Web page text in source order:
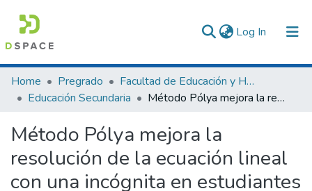
Log In (current)
Communities & Collections
All of DSpace
Statistics
Home Pregrado
Facultad de Educación y Humanidades
Educación Secundaria
Método Pólya mejora la resolución de la ecuación lineal con una incógnita en estudiantes de secundaria Institución Educativa Nº 86019-2023
Método Pólya mejora la
resolución de la ecuación lineal
con una incógnita en estudiantes